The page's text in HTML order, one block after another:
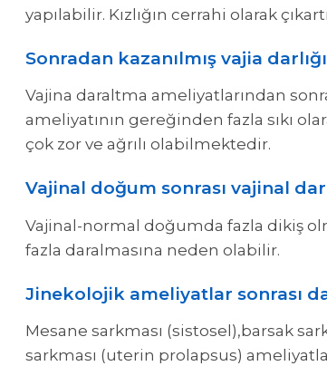
yapılabilir. Kızlığın cerrahi olarak
Sonradan kazanılmış vajia darlığı
Vajina daraltma ameliyatlarından
ameliyatının gereğinden fazla sıkı
çok zor ve ağrılı olabilmektedir.
Vajinal doğum sonrası vajinal
Vajinal-normal doğumda fazla dikiş
fazla daralmasına neden olabilir.
Jinekolojik ameliyatlar sonrası
Mesane sarkması (sistosel),barsak
sarkması (uterin prolapsus)